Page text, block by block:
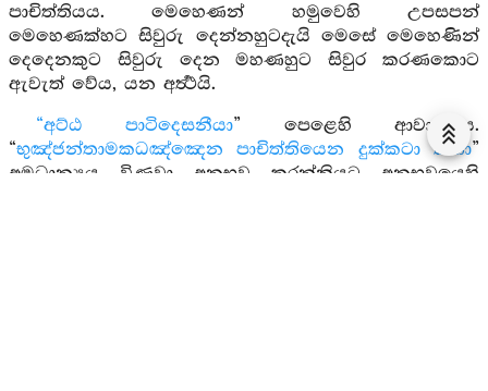
පාචිත්තියය. මෙහෙණන් හමුවෙහි උපසපන්
මෙහෙණක්හට සිවුරු දෙන්නහුටදැයි මෙසේ මෙහෙණින්
දෙදෙනකුට සිවුරු දෙන මහණහුට සිවුර කරණකොට
ඇවැත් වේය, යන අර්‍ත්‍ථයි.
“අට්ඨ පාටිදෙසනීයා” පෙළෙහි ආවාහුමය.
“භුඤ්ජන්තාමකධඤ්ඤෙන පාචිත්තියෙන දුක්කටා කතා”
අමුධාන්‍යය විණවා අනුභව කරන්නියට අනුභවයෙහි